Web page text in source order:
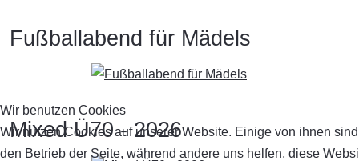
Fußballabend für Mädels
Mixed Ü70 - 2026
Wir benutzen Cookies
Wir nutzen Cookies auf unserer Website. Einige von ihnen
den Betrieb der Seite, während andere uns helfen, diese